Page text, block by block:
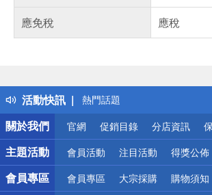
應免稅
應稅
活動快訊
得獎公告
熱門話題
銀行優惠
偏遠地區配送
詐騙網頁！請小心！
關於我們
官網 促銷目錄 分店資訊
主題活動 會員活動 注目活動 得獎公佈
會員專區 會員專區 大宗採購 購物須知